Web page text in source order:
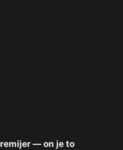
— on je to